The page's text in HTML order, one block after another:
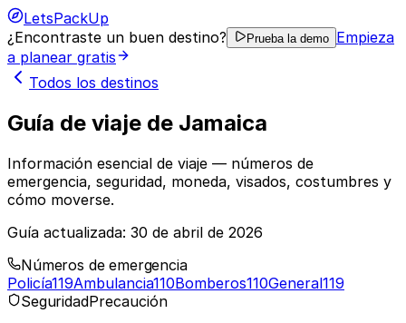
LetsPackUp
¿Encontraste un buen destino?
Prueba la demo Empieza
a planear gratis
Todos los destinos
Guía de viaje de Jamaica
Información esencial de viaje — números de
emergencia, seguridad, moneda, visados, costumbres y
cómo moverse.
Guía actualizada: 30 de abril de 2026
Números de emergencia
Policía119Ambulancia110Bomberos110General119
SeguridadPrecaución